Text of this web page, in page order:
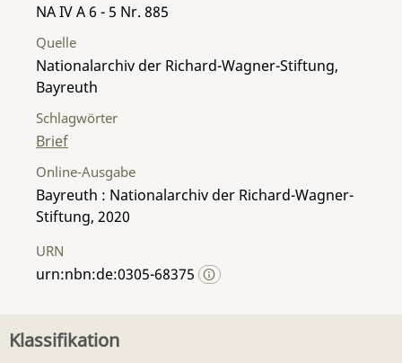
NA IV A 6 - 5 Nr. 885
Quelle
Nationalarchiv der Richard-Wagner-Stiftung,
Bayreuth
Schlagwörter
Brief
Online-Ausgabe
Bayreuth : Nationalarchiv der Richard-Wagner-
Stiftung, 2020
URN
urn:nbn:de:0305-68375
Klassifikation